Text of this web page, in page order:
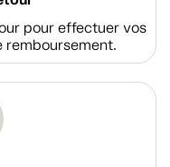
pour effectuer vos
remboursement.